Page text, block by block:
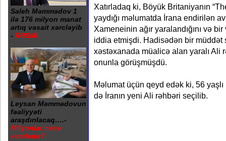
Saleh Məmmədov 1
ilə 176 milyon manat
artıq vəsait xərcləyib
- RƏSMİ
Leysan Məmmədovun
fəaliyyəti
araşdırılacaq….-
Milyonlar necə
xərclənir?
Xatırladaq ki, Böyük Britaniyanın
yaydığı məlumatda İrana endirilən
Xameneinin ağır yaralandığını və
iddia etmişdi. Hadisədən bir müddət
xəstəxanada müalicə alan yaralı Ali
onunla görüşmüşdü.
Məlumat üçün qeyd edək ki, 56
də İranın yeni Ali rəhbəri seçilib.